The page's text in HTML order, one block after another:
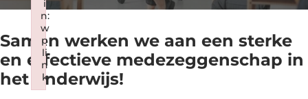
Samen werken we aan een sterke
en effectieve medezeggenschap in
het onderwijs!
i
n:
w
p
li
n
k
Failed to initialize plugin: wplink